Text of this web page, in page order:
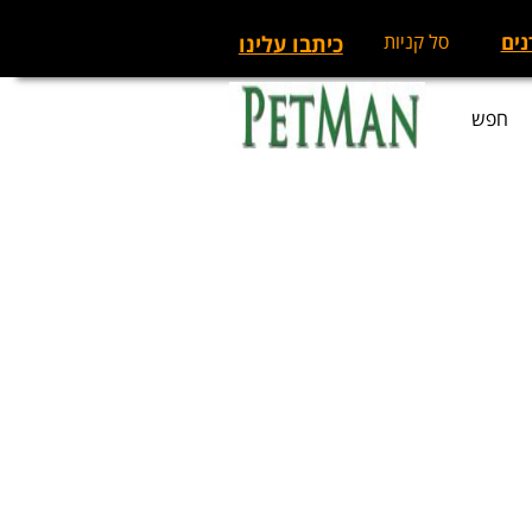
כיתבו עלינו סל קניות
חפש